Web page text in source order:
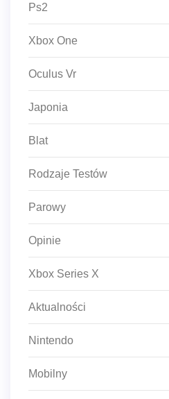
Ps2
Xbox One
Oculus Vr
Japonia
Blat
Rodzaje Testów
Parowy
Opinie
Xbox Series X
Aktualności
Nintendo
Mobilny